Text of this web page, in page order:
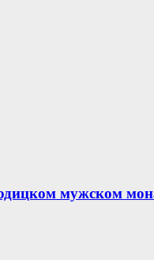
мужском